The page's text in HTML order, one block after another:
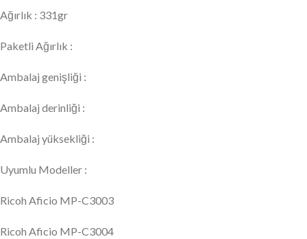
Ağırlık : 331gr
Paketli Ağırlık :
Ambalaj genişliği :
Ambalaj derinliği :
Ambalaj yüksekliği :
Uyumlu Modeller :
Ricoh Aficio MP-C3003
Ricoh Aficio MP-C3004